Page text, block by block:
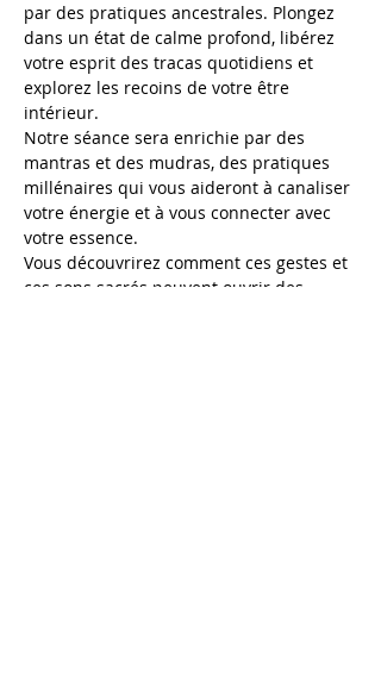
par des pratiques ancestrales. Plongez
dans un état de calme profond, libérez
votre esprit des tracas quotidiens et
explorez les recoins de votre être
intérieur.
Notre séance sera enrichie par des
mantras et des mudras, des pratiques
millénaires qui vous aideront à canaliser
votre énergie et à vous connecter avec
votre essence.
Vous découvrirez comment ces gestes et
ces sons sacrés peuvent ouvrir des